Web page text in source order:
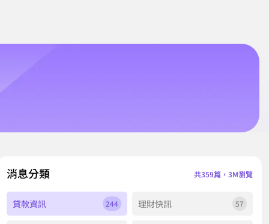
消息分類 共359篇，3M瀏覽
貸款資訊 244 理財快訊 57